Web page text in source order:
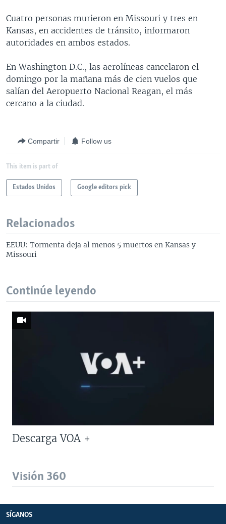
Cuatro personas murieron en Missouri y tres en
Kansas, en accidentes de tránsito, informaron
autoridades en ambos estados.
En Washington D.C., las aerolíneas cancelaron el
domingo por la mañana más de cien vuelos que
salían del Aeropuerto Nacional Reagan, el más
cercano a la ciudad.
Compartir Follow us
This item is part of
Estados Unidos Google editors pick
Relacionados
EEUU: Tormenta deja al menos 5 muertos en Kansas y
Missouri
Continúe leyendo
Descarga VOA +
Visión 360
SÍGANOS